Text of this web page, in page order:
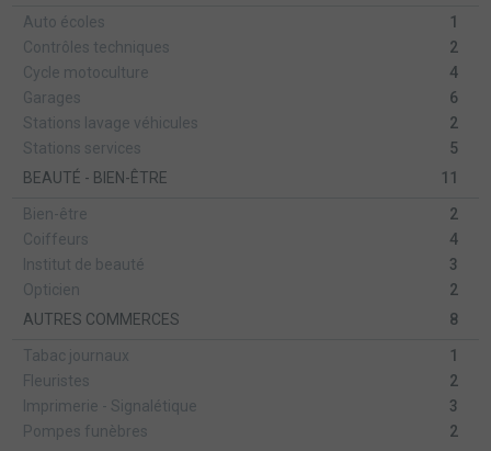
Auto écoles
1
Contrôles techniques
2
Cycle motoculture
4
Garages
6
Stations lavage véhicules
2
Stations services
5
BEAUTÉ - BIEN-ÊTRE
11
Bien-être
2
Coiffeurs
4
Institut de beauté
3
Opticien
2
AUTRES COMMERCES
8
Tabac journaux
1
Fleuristes
2
Imprimerie - Signalétique
3
Pompes funèbres
2